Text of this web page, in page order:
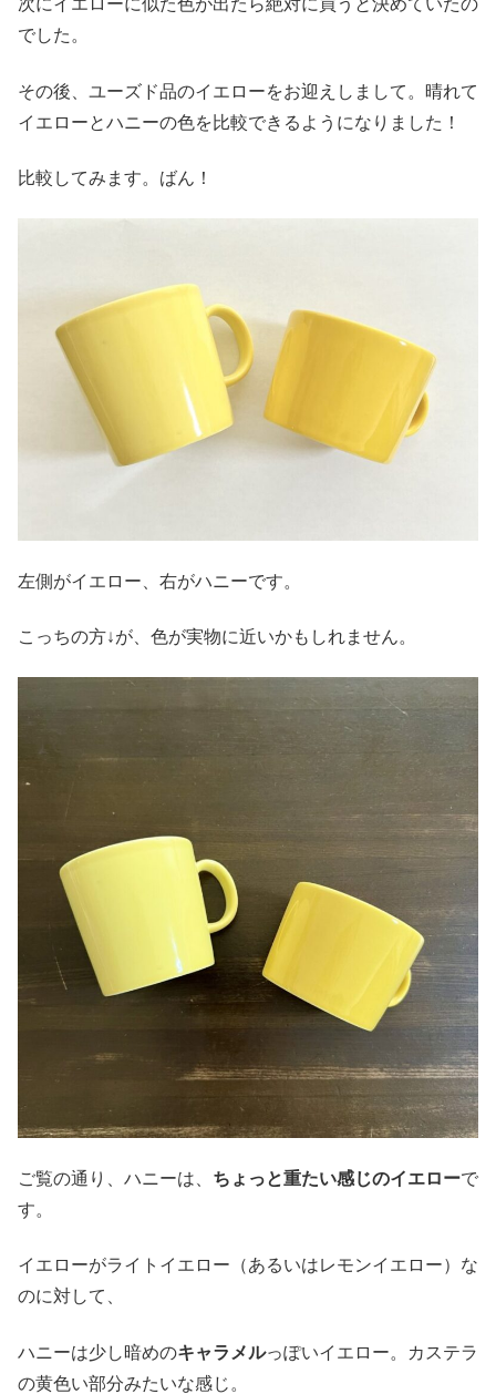
次にイエローに似た色が出たら絶対に買うと決めていたの
でした。
その後、ユーズド品のイエローをお迎えしまして。晴れて
イエローとハニーの色を比較できるようになりました！
比較してみます。ばん！
左側がイエロー、右がハニーです。
こっちの方↓が、色が実物に近いかもしれません。
ご覧の通り、ハニーは、 ちょっと重たい感じのイエローで
す。
イエローがライトイエロー（あるいはレモンイエロー）な
のに対して、
ハニーは少し暗めのキャラメルっぽいイエロー。カステラ
の黄色い部分みたいな感じ。